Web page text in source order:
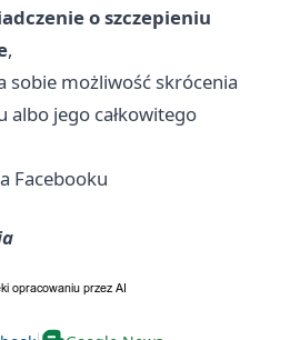
o szczepieniu
,
sobie możliwość skrócenia
albo jego całkowitego
Facebooku